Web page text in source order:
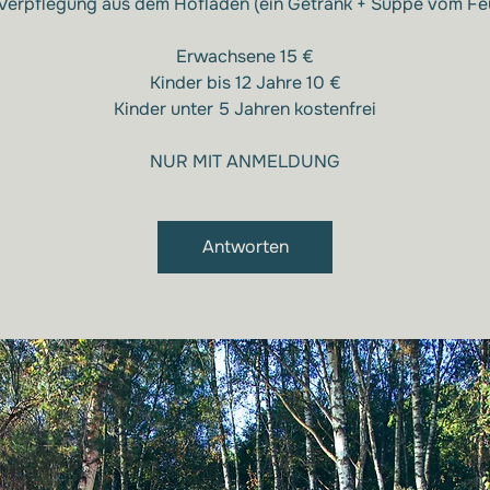
Erwachsene 15 €
Kinder bis 12 Jahre 10 €
Kinder unter 5 Jahren kostenfrei
NUR MIT ANMELDUNG
Antworten